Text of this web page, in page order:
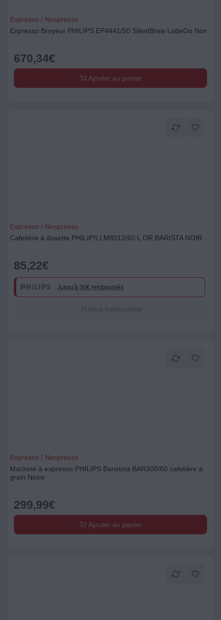
Expresso / Nespresso
Expresso Broyeur PHILIPS EP4441/50 SilentBrew LatteGo Noir
670,34€
Ajouter au panier
Expresso / Nespresso
Cafetière à dosette PHILIPS LM8012/60 L OR BARISTA NOIR
85,22€
Jusqu'à 30€ remboursés
Produit indisponible
Expresso / Nespresso
Machine à expresso PHILIPS Baristina BAR300/60 cafetière à
grain Noire
299,99€
Ajouter au panier